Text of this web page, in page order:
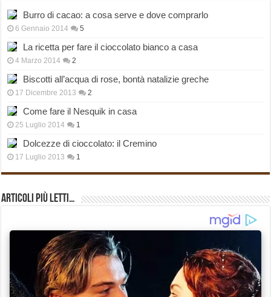
Burro di cacao: a cosa serve e dove comprarlo
6 Gennaio 2014 5
La ricetta per fare il cioccolato bianco a casa
4 Marzo 2014 2
Biscotti all’acqua di rose, bontà natalizie greche
17 Dicembre 2013 2
Come fare il Nesquik in casa
25 Luglio 2014 1
Dolcezze di cioccolato: il Cremino
17 Luglio 2013 1
Articoli più Letti…